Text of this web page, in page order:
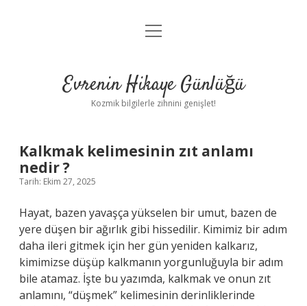
Anasayfa
Yasal Uyarı
menüyü
Evrenin Hikaye Günlüğü
Kozmik bilgilerle zihnini genişlet!
Kalkmak kelimesinin zıt anlamı
nedir ?
Tarih: Ekim 27, 2025
Hayat, bazen yavaşça yükselen bir umut, bazen de
yere düşen bir ağırlık gibi hissedilir. Kimimiz bir adım
daha ileri gitmek için her gün yeniden kalkarız,
kimimizse düşüp kalkmanın yorgunluğuyla bir adım
bile atamaz. İşte bu yazımda, kalkmak ve onun zıt
anlamını, “düşmek” kelimesinin derinliklerinde